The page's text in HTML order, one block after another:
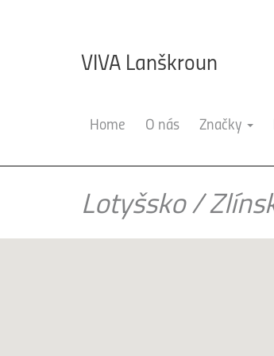
VIVA Lanškroun
Home O nás Značky
Lotyšsko/